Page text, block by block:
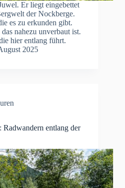
Er liegt eingebettet
der Nockberge.
es zu erkunden gibt.
nahezu unverbaut ist.
hier entlang führt.
2025
Radwandern entlang der